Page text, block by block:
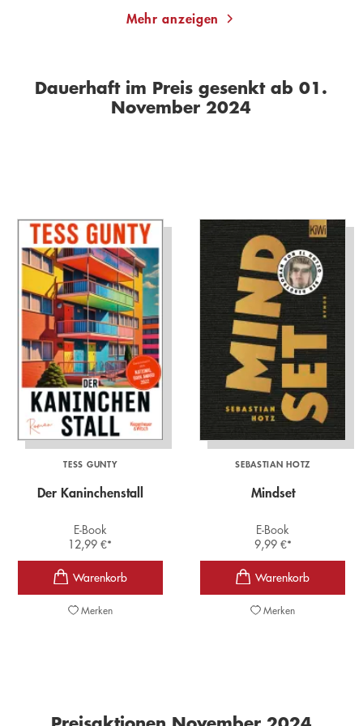
Mehr anzeigen
Dauerhaft im Preis gesenkt ab 01.
November 2024
TESS GUNTY
Der Kaninchenstall
E-Book
12,99€*
Merken
SEBASTIAN HOTZ
Mindset
E-Book
9,99 €*
Merken